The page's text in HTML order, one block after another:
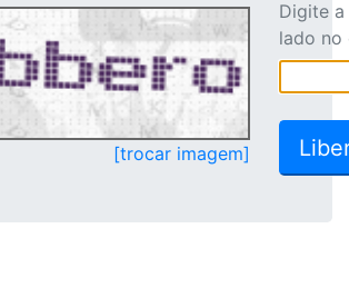
[trocar imagem]
Digite
lado no